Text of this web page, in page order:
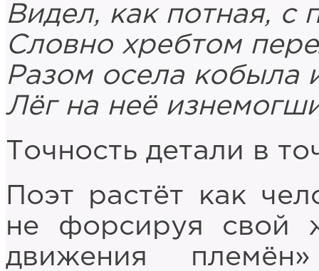
Видел, как потная, с
Словно хребтом
Разом осела кобыла
Лёг на неё
Точность детали в
Поэт растёт как
не форсируя свой
движения